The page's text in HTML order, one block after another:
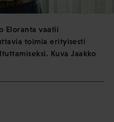
Eloranta vaatii
toimia erityisesti
Kuva Jaakko